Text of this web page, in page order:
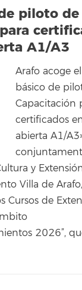
piloto de
A1/A3
Arafo acoge
básico de
Capacitación
certificados
abierta A1/
y
Villa de
Cursos de
2026”,